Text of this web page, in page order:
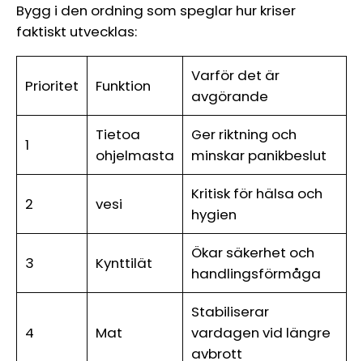
Bygg i den ordning som speglar hur kriser
faktiskt utvecklas:
Prioritet Funktion
Varför det är
avgörande
1
Tietoa
ohjelmasta
Ger riktning och
minskar panikbeslut
2 vesi
Kritisk för hälsa och
hygien
3 Kynttilät
Ökar säkerhet och
handlingsförmåga
4 Mat
Stabiliserar
vardagen vid längre
avbrott